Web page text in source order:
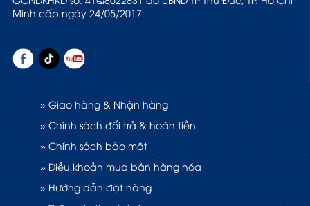
Minh cấp ngày 24/05/2017
» Giao hàng & Nhận hàng
» Chính sách đổi trả & hoàn tiền
» Chính sách bảo mật
» Điều khoản mua bán hàng hóa
» Hướng dẫn đặt hàng